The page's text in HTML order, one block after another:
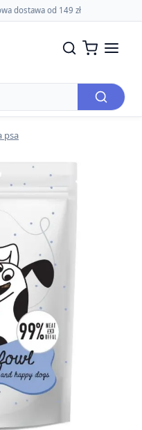
dostawa od 149 zł
psa